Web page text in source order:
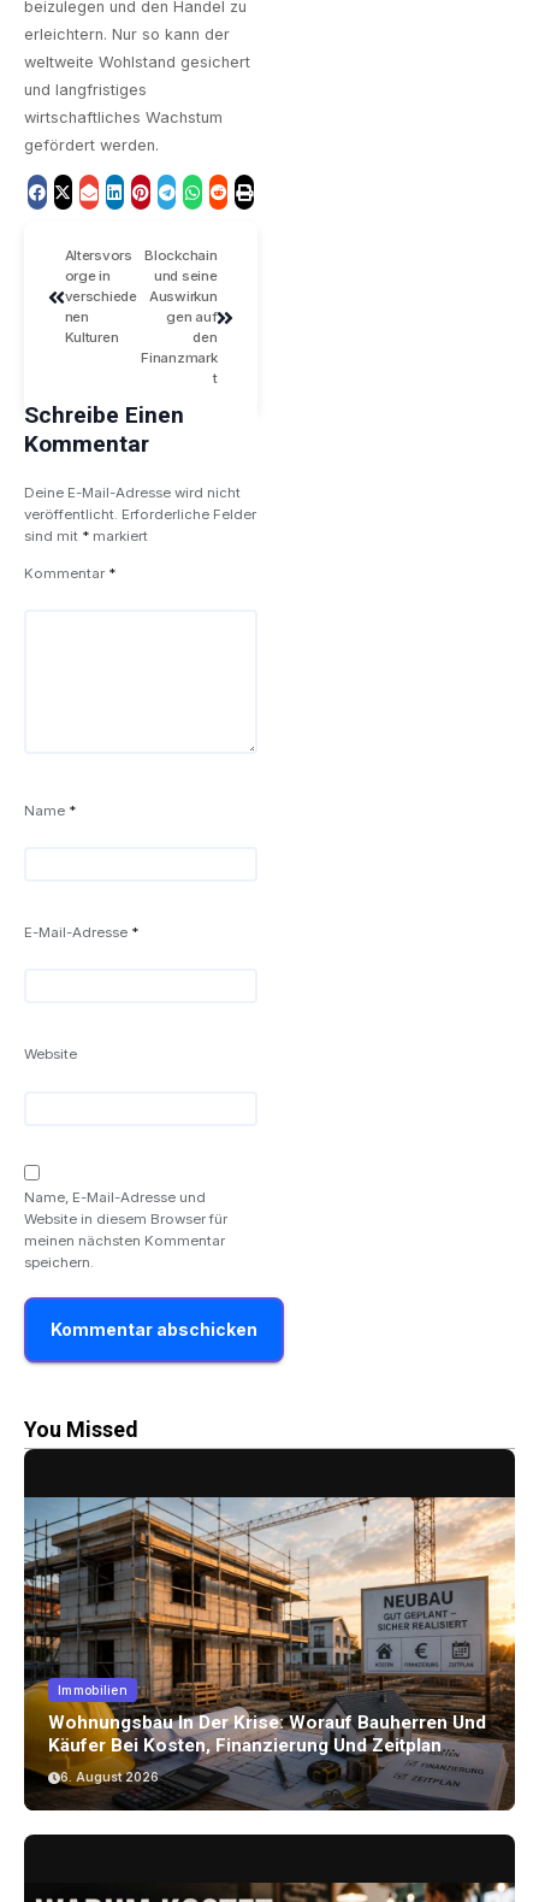
beizulegen und den Handel zu
erleichtern. Nur so kann der
weltweite Wohlstand gesichert
und langfristiges
wirtschaftliches Wachstum
gefördert werden.
Altersvors
orge in
verschiede
nen
Kulturen
Blockchain
und seine
Auswirkun
gen auf
den
Finanzmark
t
Schreibe Einen
Kommentar
Deine E-Mail-Adresse wird nicht
veröffentlicht. Erforderliche Felder
sind mit * markiert
Kommentar *
Name *
E-Mail-Adresse *
Website
Name, E-Mail-Adresse und
Website in diesem Browser für
meinen nächsten Kommentar
speichern.
You Missed
Immobilien
Wohnungsbau In Der Krise: Worauf Bauherren Und
Käufer Bei Kosten, Finanzierung Und Zeitplan
Achten Sollten
6. August 2026